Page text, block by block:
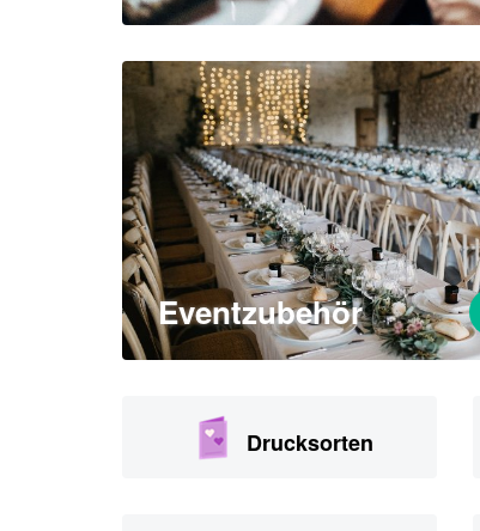
Eventzubehör
Drucksorten